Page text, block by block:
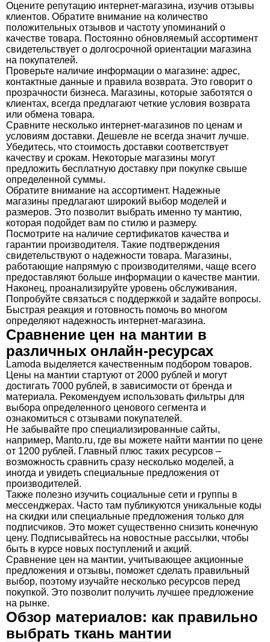
Оцените репутацию интернет-магазина, изучив отзывы
клиентов. Обратите внимание на количество
положительных отзывов и частоту упоминаний о
качестве товара. Постоянно обновляемый ассортимент
свидетельствует о долгосрочной ориентации магазина
на покупателей.
Проверьте наличие информации о магазине: адрес,
контактные данные и правила возврата. Это говорит о
прозрачности бизнеса. Магазины, которые заботятся о
клиентах, всегда предлагают четкие условия возврата
или обмена товара.
Сравните несколько интернет-магазинов по ценам и
условиям доставки. Дешевле не всегда значит лучше.
Убедитесь, что стоимость доставки соответствует
качеству и срокам. Некоторые магазины могут
предложить бесплатную доставку при покупке свыше
определенной суммы.
Обратите внимание на ассортимент. Надежные
магазины предлагают широкий выбор моделей и
размеров. Это позволит выбрать именно ту мантию,
которая подойдет вам по стилю и размеру.
Посмотрите на наличие сертификатов качества и
гарантии производителя. Такие подтверждения
свидетельствуют о надежности товара. Магазины,
работающие напрямую с производителями, чаще всего
предоставляют больше информации о качестве мантии.
Наконец, проанализируйте уровень обслуживания.
Попробуйте связаться с поддержкой и задайте вопросы.
Быстрая реакция и готовность помочь во многом
определяют надежность интернет-магазина.
Сравнение цен на мантии в
различных онлайн-ресурсах
Lamoda выделяется качественным подбором товаров.
Цены на мантии стартуют от 2000 рублей и могут
достигать 7000 рублей, в зависимости от бренда и
материала. Рекомендуем использовать фильтры для
выбора определенного ценового сегмента и
ознакомиться с отзывами покупателей.
Не забывайте про специализированные сайты,
например, Manto.ru, где вы можете найти мантии по цене
от 1200 рублей. Главный плюс таких ресурсов –
возможность сравнить сразу несколько моделей, а
иногда и увидеть специальные предложения от
производителей.
Также полезно изучить социальные сети и группы в
мессенджерах. Часто там публикуются уникальные коды
на скидки или специальные предложения только для
подписчиков. Это может существенно снизить конечную
цену. Подписывайтесь на новостные рассылки, чтобы
быть в курсе новых поступлений и акций.
Сравнение цен на мантии, учитывающее акционные
предложения и отзывы, поможет сделать правильный
выбор, поэтому изучайте несколько ресурсов перед
покупкой. Это позволит получить лучшее предложение
на рынке.
Обзор материалов: как правильно
выбрать ткань мантии